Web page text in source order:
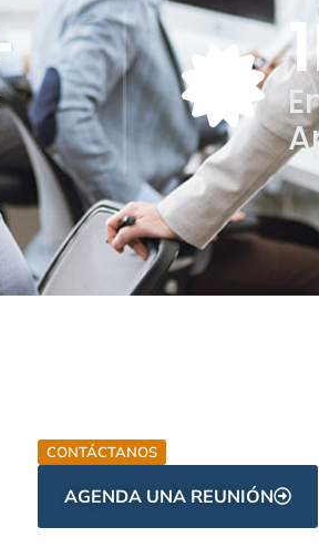
1
CONTÁCTANOS
AGENDA UNA REUNIÓN